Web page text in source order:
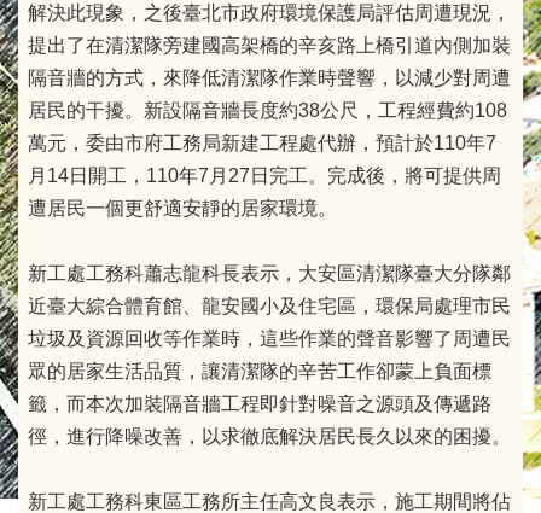
解決此現象，之後臺北市政府環境保護局評估周遭現況，
提出了在清潔隊旁建國高架橋的辛亥路上橋引道內側加裝
隔音牆的方式，來降低清潔隊作業時聲響，以減少對周遭
居民的干擾。新設隔音牆長度約38公尺，工程經費約108
萬元，委由市府工務局新建工程處代辦，預計於110年7
月14日開工，110年7月27日完工。完成後，將可提供周
遭居民一個更舒適安靜的居家環境。
新工處工務科蕭志龍科長表示，大安區清潔隊臺大分隊鄰
近臺大綜合體育館、龍安國小及住宅區，環保局處理市民
垃圾及資源回收等作業時，這些作業的聲音影響了周遭民
眾的居家生活品質，讓清潔隊的辛苦工作卻蒙上負面標
籤，而本次加裝隔音牆工程即針對噪音之源頭及傳遞路
徑，進行降噪改善，以求徹底解決居民長久以來的困擾。
新工處工務科東區工務所主任高文良表示，施工期間將佔